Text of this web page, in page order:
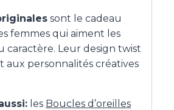
sont le cadeau
femmes qui aiment les
caractère. Leur design twist
aux personnalités créatives
les Boucles d’oreilles